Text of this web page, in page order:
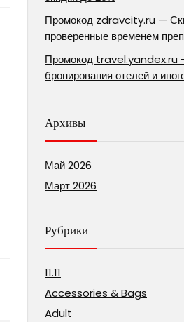
Промокод zdravcity.ru —
проверенные временем
Промокод travel.yandex.ru
бронирования отелей и
Архивы
Май 2026
Март 2026
Рубрики
11.11
Accessories & Bags
Adult